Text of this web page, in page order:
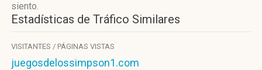
siento.
Estadísticas de Tráfico Similares
VISITANTES / PÁGINAS VISTAS
juegosdelossimpson1.com